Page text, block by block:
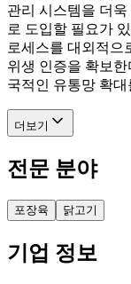
관리 시스템을 더
로 도입할 필요가
로세스를 대외적으
위생 인증을 확보
국적인 유통망 확
더보기
전문 분야
포장육 닭고기
기업 정보